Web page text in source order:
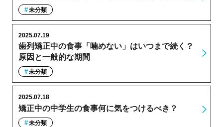
未分類
歯列矯正中の食事「噛めない」はいつまで続く？
原因と一般的な期間
2025.07.19
未分類
矯正中の中学生の食事何に気をつけるべき？
2025.07.18
未分類